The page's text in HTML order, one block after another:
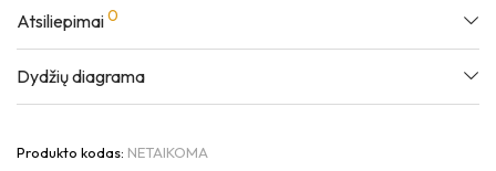
Atsiliepimai0
Dydžių diagrama
Produkto kodas: NETAIKOMA